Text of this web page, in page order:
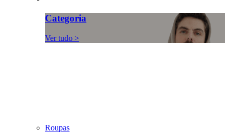
Categoria
Ver tudo >
Roupas